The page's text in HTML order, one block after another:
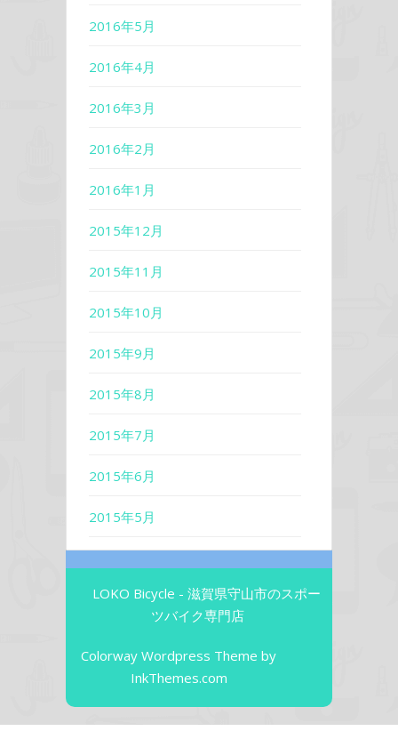
2016年5月
2016年4月
2016年3月
2016年2月
2016年1月
2015年12月
2015年11月
2015年10月
2015年9月
2015年8月
2015年7月
2015年6月
2015年5月
LOKO Bicycle - 滋賀県守山市のスポー
ツバイク専門店
Colorway Wordpress Theme by
InkThemes.com